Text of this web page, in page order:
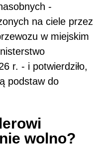
-
na ciele przez
w miejskim
r. - i potwierdziło,
podstaw do
wolno?